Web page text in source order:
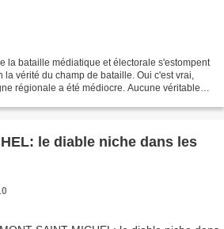
la bataille médiatique et électorale s'estompent
la vérité du champ de bataille. Oui c'est vrai,
régionale a été médiocre. Aucune véritable
le diable niche dans les